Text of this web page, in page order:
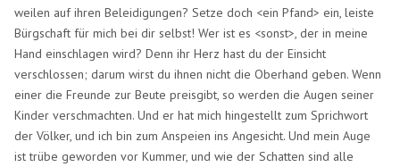
weilen auf ihren Beleidigungen? Setze doch <ein Pfand> ein, leiste
Bürgschaft für mich bei dir selbst! Wer ist es <sonst>, der in meine
Hand einschlagen wird? Denn ihr Herz hast du der Einsicht
verschlossen; darum wirst du ihnen nicht die Oberhand geben. Wenn
einer die Freunde zur Beute preisgibt, so werden die Augen seiner
Kinder verschmachten. Und er hat mich hingestellt zum Sprichwort
der Völker, und ich bin zum Anspeien ins Angesicht. Und mein Auge
ist trübe geworden vor Kummer, und wie der Schatten sind alle